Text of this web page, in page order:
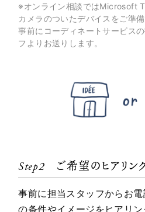
※オンライン相談ではMicrosoft
カメラのついたデバイスをご準備
事前にコーディネートサービス
フよりお送りします。
Step2 ご希望のヒアリン
事前に担当スタッフからお
の条件やイメージをヒアリ